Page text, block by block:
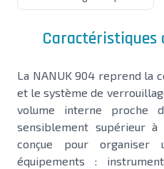
Caractéristiques
La NANUK 904 reprend la
et le système de
volume interne proche
sensiblement supérieur
conçue pour
équipements :